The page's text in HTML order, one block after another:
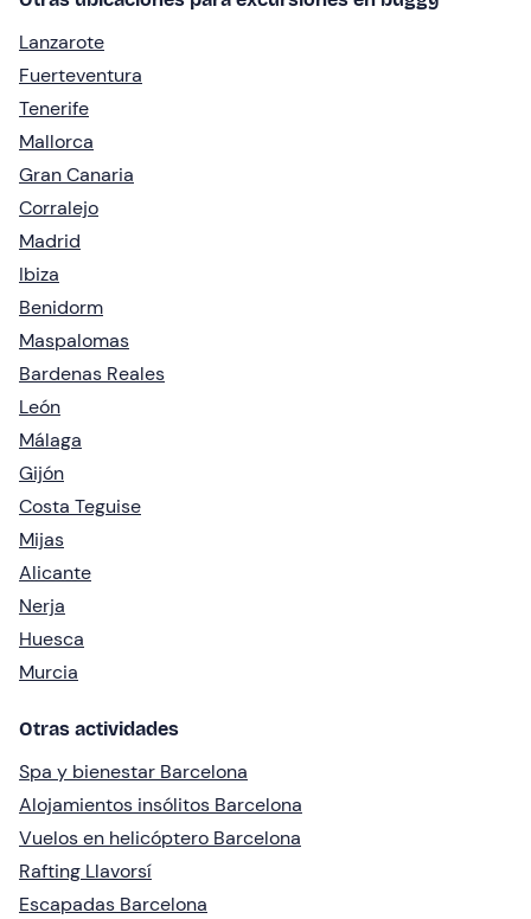
Lanzarote
Fuerteventura
Tenerife
Mallorca
Gran Canaria
Corralejo
Madrid
Ibiza
Benidorm
Maspalomas
Bardenas Reales
León
Málaga
Gijón
Costa Teguise
Mijas
Alicante
Nerja
Huesca
Murcia
Otras actividades
Spa y bienestar Barcelona
Alojamientos insólitos Barcelona
Vuelos en helicóptero Barcelona
Rafting Llavorsí
Escapadas Barcelona